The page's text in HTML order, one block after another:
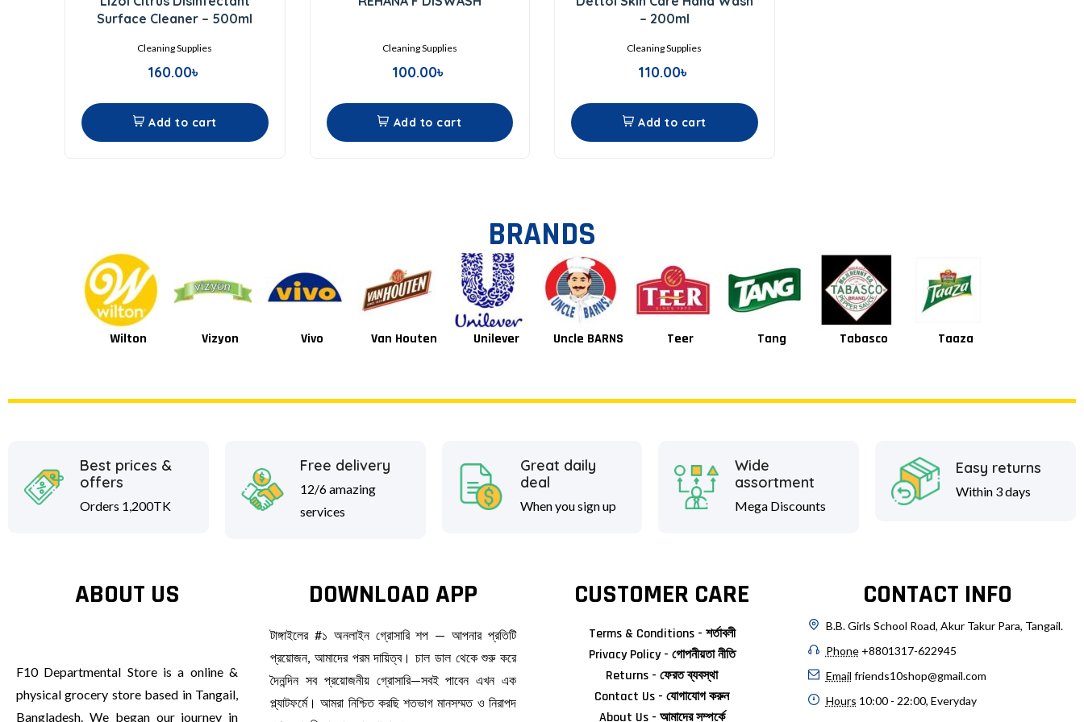
out
5
Surface Cleaner – 500ml
Cleaning Supplies
160.00৳
Add to cart
out
Cleaning Supplies
100.00৳
Add to cart
out
– 200ml
Cleaning Supplies
110.00৳
Add to cart
BRANDS
Vizyon Vivo Van Houten Unilever Uncle BARNS Teer Tang Tabasco Taaza Square
Best prices &
offers
Orders 1,200TK
Free delivery
12/6 amazing
services
Great daily
deal
When you sign up
Wide
assortment
Mega Discounts
Easy returns
Within 3 days
ABOUT US
F10 Departmental Store is a online &
physical grocery store based in Tangail,
Bangladesh. We began our journey in
DOWNLOAD APP
টাঙ্গাইলের #১ অনলাইন গ্রোসারি শপ — আপনার প্রতিটি
প্রয়োজন, আমাদের পরম দায়িত্ব। চাল ডাল থেকে শুরু করে
দৈনন্দিন সব প্রয়োজনীয় গ্রোসারি—সবই পাবেন এখন এক
প্ল্যাটফর্মে। আমরা নিশ্চিত করছি শতভাগ মানসম্মত ও নিরাপদ
CUSTOMER CARE
Terms & Conditions - শর্তাবলী
Privacy Policy - গোপনীয়তা নীতি
Returns - ফেরত ব্যবস্থা
Contact Us - যোগাযোগ করুন
About Us - আমাদের সম্পর্কে
CONTACT INFO
B.B. Girls School Road, Akur Takur Para, Tangail.
Phone +8801317-622945
Email friends10shop@gmail.com
Hours 10:00 - 22:00, Everyday